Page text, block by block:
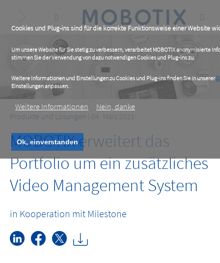
Cookies und Plug-ins sind für die korrekte Funktionsweise einer Website
Um unsere Website für Sie stetig zu verbessern, verarbeitet MOBOTIX anonymisierte
stimmen Sie der Verwendung von dazu notwendigen Cookies und Plug-ins zu.
Weitere Informationen und Einstellungen zu Cookies und Plug-ins finden Sie in unserer
Einstellungen anpassen.
Weitere Informationen Nein, danke
Ok, einverstanden
content
Produkte und Lösungen | 04. März 2021
MOBOTIX erweitert das
Portfolio um ein zusätzliches
Video Management System
in Kooperation mit Milestone